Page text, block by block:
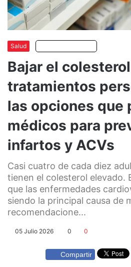
Salud
Bajar el
tratamientos
las opciones que
médicos para
infartos y ACVs
Casi cuatro de cada diez
tienen el colesterol elevado.
que las enfermedades
siendo la principal causa de
recomendacione...
05 Julio 2026 0 0
Compartir